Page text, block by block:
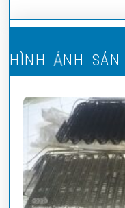
H N H ẢN H SẢ N